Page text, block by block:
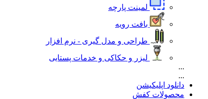
لمینت پارچه
بافت رویه
طراحی و مدل گیری - نرم افزار
لیزر و حکاکی و خدمات پستایی
...
...
دانلود اپلیکیشن
محصولات کفش